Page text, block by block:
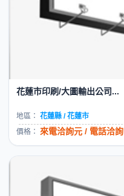
花蓮市印刷/大圖輸出公司...
地區： 花蓮縣 / 花蓮市
價格： 來電洽詢元 / 電話洽詢